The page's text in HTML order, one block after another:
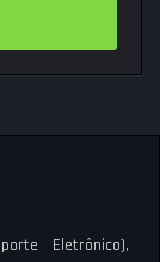
Eletrônico),